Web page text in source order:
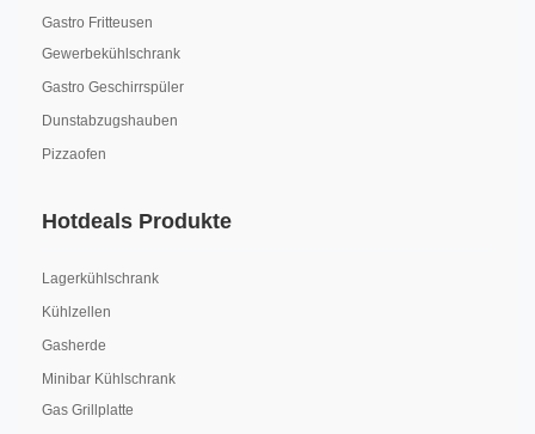
Gastro Fritteusen
Gewerbekühlschrank
Gastro Geschirrspüler
Dunstabzugshauben
Pizzaofen
Hotdeals Produkte
Lagerkühlschrank
Kühlzellen
Gasherde
Minibar Kühlschrank
Gas Grillplatte